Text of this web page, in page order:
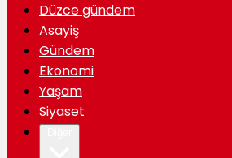
Düzce gündem
Asayiş
Gündem
Ekonomi
Yaşam
Siyaset